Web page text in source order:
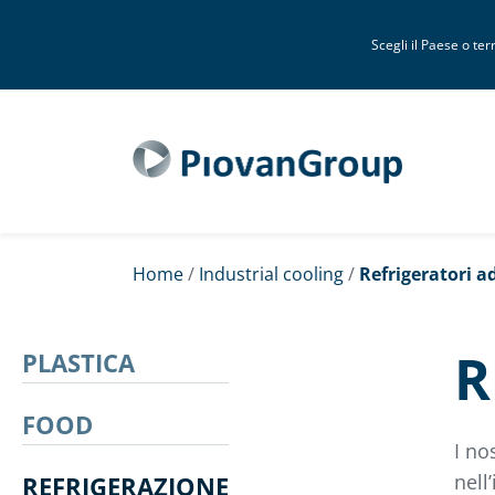
Scegli il Paese o
Home/ Industrial cooling/ Refrigeratori
PLASTICA
FOOD
REFRIGERAZIONE
I